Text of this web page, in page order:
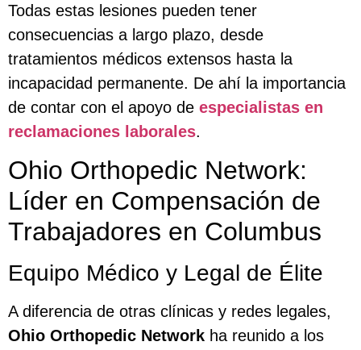
Todas estas lesiones pueden tener
consecuencias a largo plazo, desde
tratamientos médicos extensos hasta la
incapacidad permanente. De ahí la importancia
de contar con el apoyo de especialistas en
reclamaciones laborales.
Ohio Orthopedic Network:
Líder en Compensación de
Trabajadores en Columbus
Equipo Médico y Legal de Élite
A diferencia de otras clínicas y redes legales,
Ohio Orthopedic Network ha reunido a los